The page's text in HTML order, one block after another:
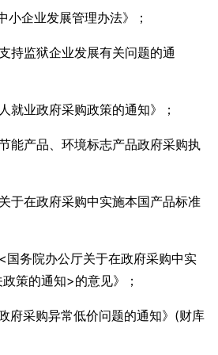
小企业发展管理办法》；
持监狱企业发展有关问题的通
就业政府采购政策的通知》；
能产品、环境标志产品政府采购执
于在政府采购中实施本国产品标准
国务院办公厅关于在政府采购中实
策的通知>的意见》；
府采购异常低价问题的通知》(财库